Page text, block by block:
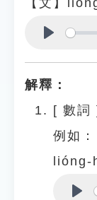
【文】
解釋：
[ 數詞
例如：
lióng-